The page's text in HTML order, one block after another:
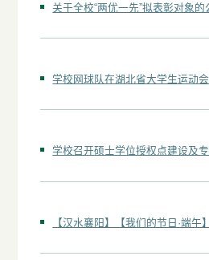
关于全校“两优一先”拟表彰对象的
学校网球队在湖北省大学生运动
学校召开硕士学位授权点建设及